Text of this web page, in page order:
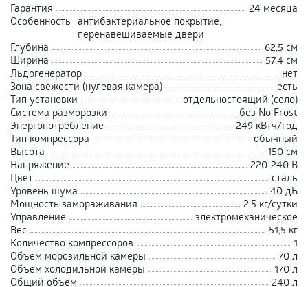
Гарантия
24 месяца
Особенность антибактериальное покрытие,
перенавешиваемые двери
Глубина
62,5 см
Ширина
57,4 см
Льдогенератор
нет
Зона свежести (нулевая камера)
есть
Тип установки
отдельностоящий (соло)
Система разморозки
без No Frost
Энергопотребление
249 кВтч/год
Тип компрессора
обычный
Высота
150 см
Напряжение
220-240 В
Цвет
сталь
Уровень шума
40 дБ
Мощность замораживания
2,5 кг/сутки
Управление
электромеханическое
Вес
51,5 кг
Количество компрессоров
1
Объем морозильной камеры
70 л
Объем холодильной камеры
170 л
Общий объем
240 л